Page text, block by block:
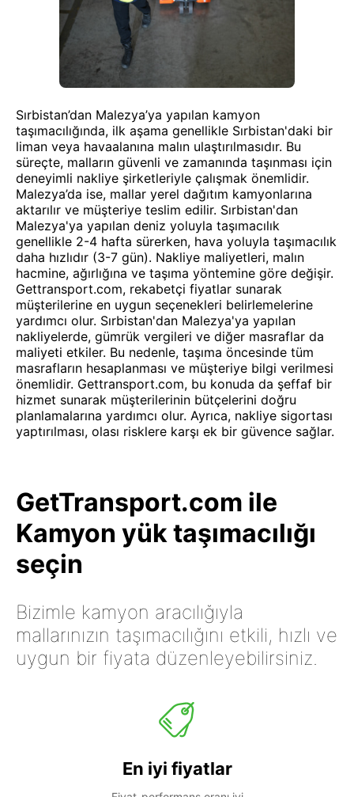
Sırbistan’dan Malezya’ya yapılan kamyon
taşımacılığında, ilk aşama genellikle Sırbistan'daki bir
liman veya havaalanına malın ulaştırılmasıdır. Bu
süreçte, malların güvenli ve zamanında taşınması için
deneyimli nakliye şirketleriyle çalışmak önemlidir.
Malezya’da ise, mallar yerel dağıtım kamyonlarına
aktarılır ve müşteriye teslim edilir. Sırbistan'dan
Malezya'ya yapılan deniz yoluyla taşımacılık
genellikle 2-4 hafta sürerken, hava yoluyla taşımacılık
daha hızlıdır (3-7 gün). Nakliye maliyetleri, malın
hacmine, ağırlığına ve taşıma yöntemine göre değişir.
Gettransport.com, rekabetçi fiyatlar sunarak
müşterilerine en uygun seçenekleri belirlemelerine
yardımcı olur. Sırbistan'dan Malezya'ya yapılan
nakliyelerde, gümrük vergileri ve diğer masraflar da
maliyeti etkiler. Bu nedenle, taşıma öncesinde tüm
masrafların hesaplanması ve müşteriye bilgi verilmesi
önemlidir. Gettransport.com, bu konuda da şeffaf bir
hizmet sunarak müşterilerinin bütçelerini doğru
planlamalarına yardımcı olur. Ayrıca, nakliye sigortası
yaptırılması, olası risklere karşı ek bir güvence sağlar.
GetTransport.com ile
Kamyon yük taşımacılığı
seçin
Bizimle kamyon aracılığıyla
mallarınızın taşımacılığını etkili, hızlı ve
uygun bir fiyata düzenleyebilirsiniz.
En iyi fiyatlar